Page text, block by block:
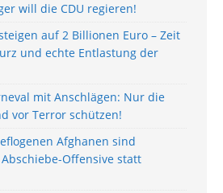
will die CDU regieren!
auf 2 Billionen Euro – Zeit
und echte Entlastung der
mit Anschlägen: Nur die
vor Terror schützen!
Afghanen sind
Offensive statt